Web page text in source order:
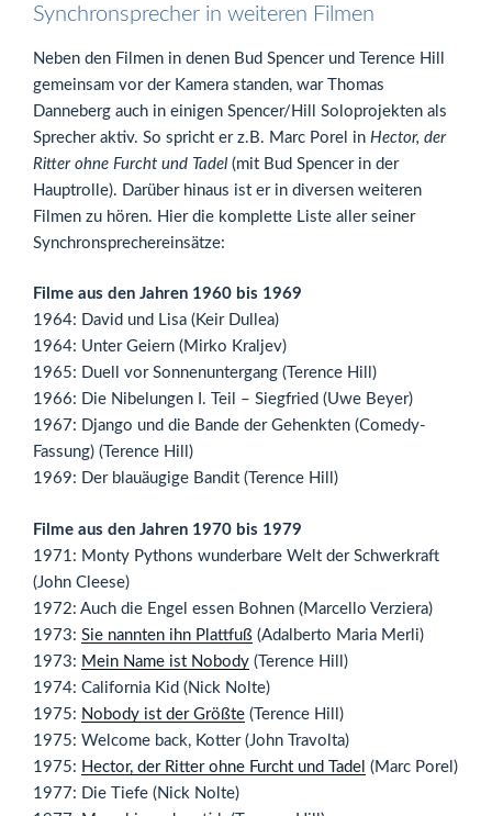
Synchronsprecher in weiteren Filmen
Neben den Filmen in denen Bud Spencer und Terence Hill
gemeinsam vor der Kamera standen, war Thomas
Danneberg auch in einigen Spencer/Hill Soloprojekten als
Sprecher aktiv. So spricht er z.B. Marc Porel in Hector, der
Ritter ohne Furcht und Tadel (mit Bud Spencer in der
Hauptrolle). Darüber hinaus ist er in diversen weiteren
Filmen zu hören. Hier die komplette Liste aller seiner
Synchronsprechereinsätze:
Filme aus den Jahren 1960 bis 1969
1964: David und Lisa (Keir Dullea)
1964: Unter Geiern (Mirko Kraljev)
1965: Duell vor Sonnenuntergang (Terence Hill)
1966: Die Nibelungen I. Teil – Siegfried (Uwe Beyer)
1967: Django und die Bande der Gehenkten (Comedy-
Fassung) (Terence Hill)
1969: Der blauäugige Bandit (Terence Hill)
Filme aus den Jahren 1970 bis 1979
1971: Monty Pythons wunderbare Welt der Schwerkraft
(John Cleese)
1972: Auch die Engel essen Bohnen (Marcello Verziera)
1973: Sie nannten ihn Plattfuß (Adalberto Maria Merli)
1973: Mein Name ist Nobody (Terence Hill)
1974: California Kid (Nick Nolte)
1975: Nobody ist der Größte (Terence Hill)
1975: Welcome back, Kotter (John Travolta)
1975: Hector, der Ritter ohne Furcht und Tadel (Marc Porel)
1977: Die Tiefe (Nick Nolte)